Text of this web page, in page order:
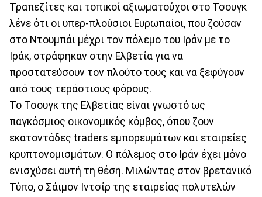
Τραπεζίτες και τοπικοί αξιωματούχοι στο Τσουγκ
λένε ότι οι υπερ-πλούσιοι Ευρωπαίοι, που ζούσαν
στο Ντουμπάι μέχρι τον πόλεμο του Ιράν με το
Ιράκ, στράφηκαν στην Ελβετία για να
προστατεύσουν τον πλούτο τους και να ξεφύγουν
από τους τεράστιους φόρους.
Το Τσουγκ της Ελβετίας είναι γνωστό ως
παγκόσμιος οικονομικός κόμβος, όπου ζουν
εκατοντάδες traders εμπορευμάτων και εταιρείες
κρυπτονομισμάτων. Ο πόλεμος στο Ιράν έχει μόνο
ενισχύσει αυτή τη θέση. Μιλώντας στον βρετανικό
Τύπο, ο Σάιμον Ιντσίρ της εταιρείας πολυτελών